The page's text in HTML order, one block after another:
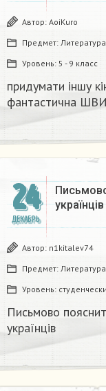
Автор: AoiKuro
Предмет: Литература
Уровень: 5 - 9 класс
придумати іншу
фантастична​
24
ДЕКАБРЬ
українців
Автор: n1kitalev74
Предмет: Литература
Уровень:
Письмово
українців